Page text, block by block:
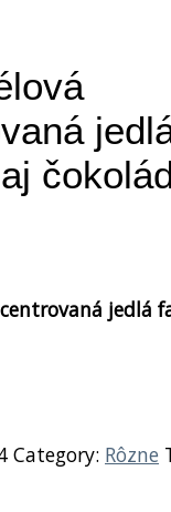
jedlá
Category: Rôzne